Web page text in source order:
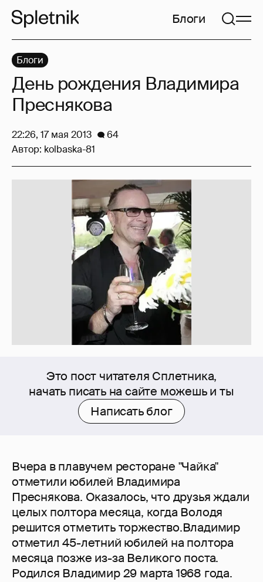
Блоги
Это пост читателя Сплетника,
начать писать на сайте можешь и ты
Написать блог
Вчера в плавучем ресторане "Чайка"
отметили юбилей Владимира
Преснякова. Оказалось, что друзья ждали
целых полтора месяца, когда Володя
решится отметить торжество.Владимир
отметил 45-летний юбилей на полтора
месяца позже из-за Великого поста.
Родился Владимир 29 марта 1968 года.
Блоги
День рождения Владимира
Преснякова
22:26, 17 мая 2013
64
Автор: kolbaska-81